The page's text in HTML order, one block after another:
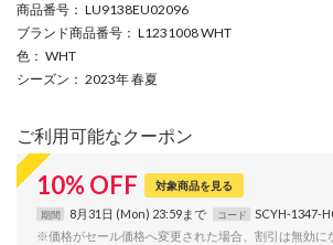
商品番号 ： LU9138EU02096
ブランド商品番号 ： L1231008 WHT
色 ： WHT
シーズン ： 2023年 春夏
ご利用可能なクーポン
10% OFF 対象商品を見る
期間 8月31日 (Mon) 23:59まで コード
SCYH-1347-
※価格がセール価格へ変更された場合、割引は無効に